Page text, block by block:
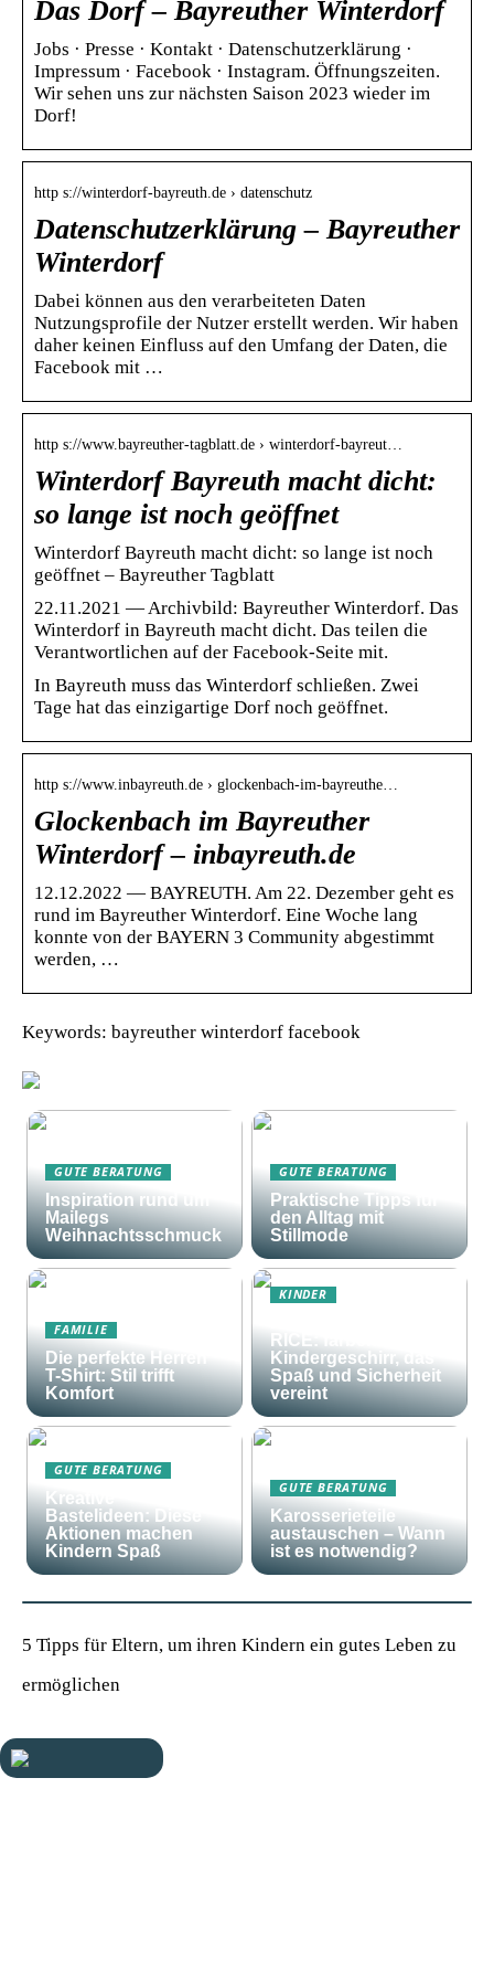
Das Dorf – Bayreuther Winterdorf
Jobs · Presse · Kontakt · Datenschutzerklärung ·
Impressum · Facebook · Instagram. Öffnungszeiten.
Wir sehen uns zur nächsten Saison 2023 wieder im
Dorf!
http s://winterdorf-bayreuth.de › datenschutz
Datenschutzerklärung – Bayreuther
Winterdorf
Dabei können aus den verarbeiteten Daten
Nutzungsprofile der Nutzer erstellt werden. Wir haben
daher keinen Einfluss auf den Umfang der Daten, die
Facebook mit …
http s://www.bayreuther-tagblatt.de › winterdorf-bayreut…
Winterdorf Bayreuth macht dicht:
so lange ist noch geöffnet
Winterdorf Bayreuth macht dicht: so lange ist noch
geöffnet – Bayreuther Tagblatt
22.11.2021 — Archivbild: Bayreuther Winterdorf. Das
Winterdorf in Bayreuth macht dicht. Das teilen die
Verantwortlichen auf der Facebook-Seite mit.
In Bayreuth muss das Winterdorf schließen. Zwei
Tage hat das einzigartige Dorf noch geöffnet.
http s://www.inbayreuth.de › glockenbach-im-bayreuthe…
Glockenbach im Bayreuther
Winterdorf – inbayreuth.de
12.12.2022 — BAYREUTH. Am 22. Dezember geht es
rund im Bayreuther Winterdorf. Eine Woche lang
konnte von der BAYERN 3 Community abgestimmt
werden, …
Keywords: bayreuther winterdorf facebook
GUTE BERATUNG
Inspiration rund um
Mailegs
Weihnachtsschmuck
GUTE BERATUNG
Praktische Tipps für
den Alltag mit
Stillmode
FAMILIE
Die perfekte Herren
T-Shirt: Stil trifft
Komfort
KINDER
RICE: farbenfrohes
Kindergeschirr, das
Spaß und Sicherheit
vereint
GUTE BERATUNG
Kreative
Bastelideen: Diese
Aktionen machen
Kindern Spaß
GUTE BERATUNG
Karosserieteile
austauschen – Wann
ist es notwendig?
5 Tipps für Eltern, um ihren Kindern ein gutes Leben zu
ermöglichen